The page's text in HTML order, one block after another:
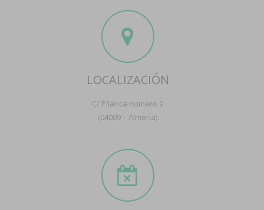
LOCALIZACIÓN
C/ Pilarica numero 9
(04009 – Almería)